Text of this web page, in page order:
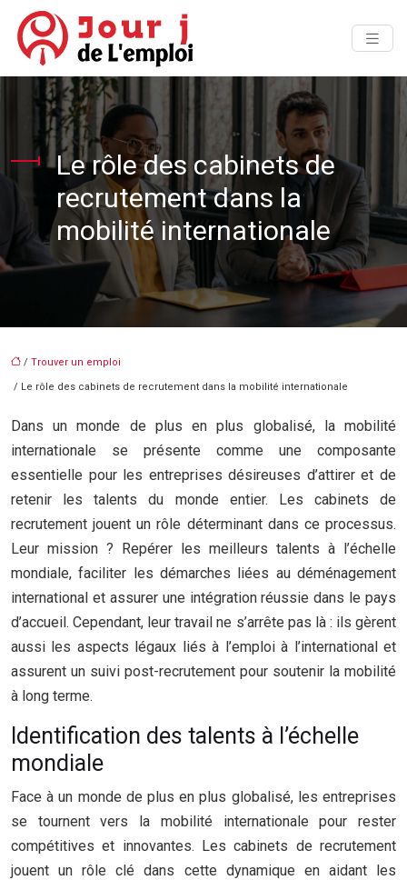
Le rôle des cabinets de
recrutement dans la
mobilité internationale
/ Trouver un emploi
/ Le rôle des cabinets de recrutement dans la mobilité internationale
Dans un monde de plus en plus globalisé, la mobilité
internationale se présente comme une composante
essentielle pour les entreprises désireuses d’attirer et de
retenir les talents du monde entier. Les cabinets de
recrutement jouent un rôle déterminant dans ce processus.
Leur mission ? Repérer les meilleurs talents à l’échelle
mondiale, faciliter les démarches liées au déménagement
international et assurer une intégration réussie dans le pays
d’accueil. Cependant, leur travail ne s’arrête pas là : ils gèrent
aussi les aspects légaux liés à l’emploi à l’international et
assurent un suivi post-recrutement pour soutenir la mobilité
à long terme.
Identification des talents à l’échelle
mondiale
Face à un monde de plus en plus globalisé, les entreprises
se tournent vers la mobilité internationale pour rester
compétitives et innovantes. Les cabinets de recrutement
jouent un rôle clé dans cette dynamique en aidant les